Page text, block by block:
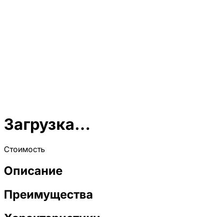
Загрузка...
Стоимость
Описание
Преимущества